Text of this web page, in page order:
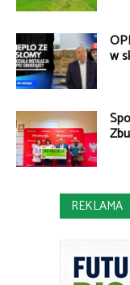
w
REKLAMA